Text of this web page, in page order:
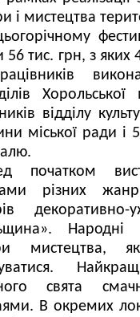
і мистецтва
56 тис. грн, з
відділу
міської ради і
початком
різних
Народні
мистецтва,
свята
В окремих